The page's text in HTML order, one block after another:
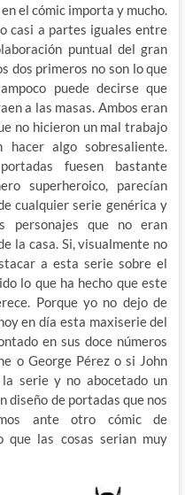
el cómic importa y mucho.
casi a partes iguales entre
puntual del gran
dos primeros no son lo que
puede decirse que
a las masas. Ambos eran
no hicieron un mal trabajo
hacer algo sobresaliente.
fuesen bastante
superheroico, parecían
cualquier serie genérica y
personajes que no eran
la casa. Si, visualmente no
a esta serie sobre el
lo que ha hecho que este
Porque yo no dejo de
en día esta maxiserie del
en sus doce números
o George Pérez o si John
serie y no abocetado un
diseño de portadas que nos
ante otro cómic de
que las cosas serian muy